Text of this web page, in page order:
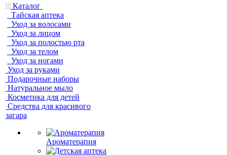
Каталог
Тайская аптека
Уход за волосами
Уход за лицом
Уход за полостью рта
Уход за телом
Уход за ногами
Уход за руками
Подарочные наборы
Натуральное мыло
Косметика для детей
Средства для красивого
загара
Ароматерапия